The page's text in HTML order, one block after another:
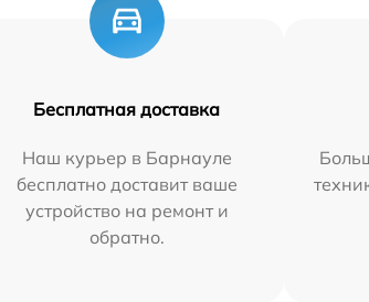
Бесплатная доставка
Наш курьер в Барнауле
бесплатно доставит ваше
устройство на ремонт и
обратно.